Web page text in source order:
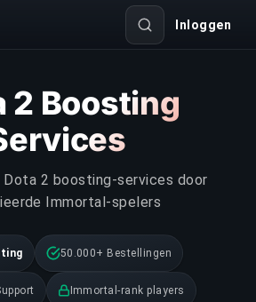
Inloggen
2 Boosting
2 boosting-services door
Immortal-spelers
50.000+ Bestellingen
Immortal-rank players